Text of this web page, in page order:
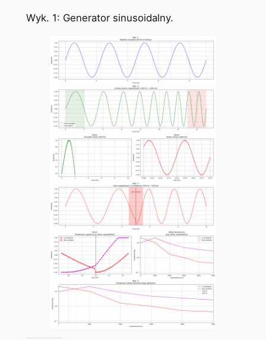
Wyk. 1: Generator sinusoidalny.